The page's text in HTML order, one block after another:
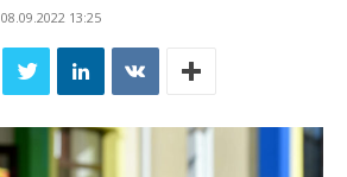
08.09.2022 13:25